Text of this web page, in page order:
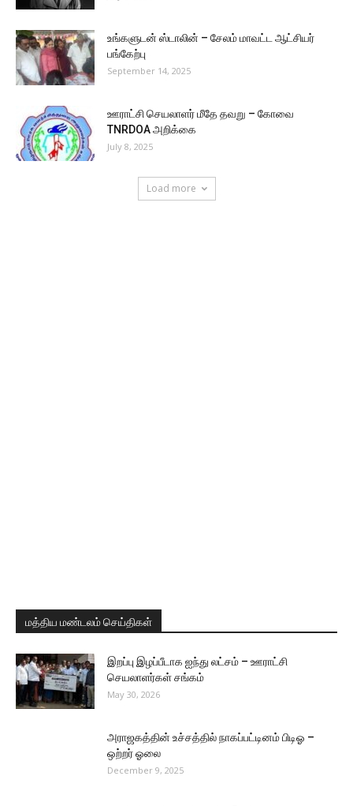
உங்களுடன் ஸ்டாலின் – சேலம் மாவட்ட ஆட்சியர்
பங்கேற்பு
September 14, 2025
ஊராட்சி செயலாளர் மீதே தவறு – கோவை
TNRDOA அறிக்கை
July 8, 2025
Load more
மத்திய மண்டலம் செய்திகள்
இறப்பு இழப்பீடாக ஐந்து லட்சம் – ஊராட்சி
செயலாளர்கள் சங்கம்
May 30, 2026
அராஜகத்தின் உச்சத்தில் நாகப்பட்டினம் பிடிஓ –
ஒற்றர் ஓலை
December 9, 2025